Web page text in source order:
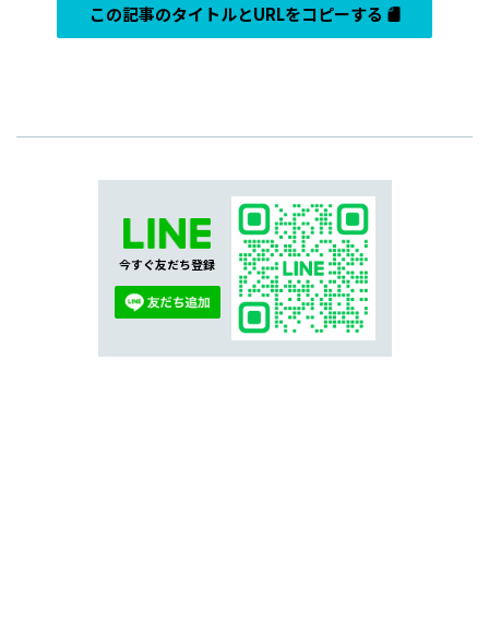
この記事のタイトルとURLをコピーする
今すぐ友だち登録